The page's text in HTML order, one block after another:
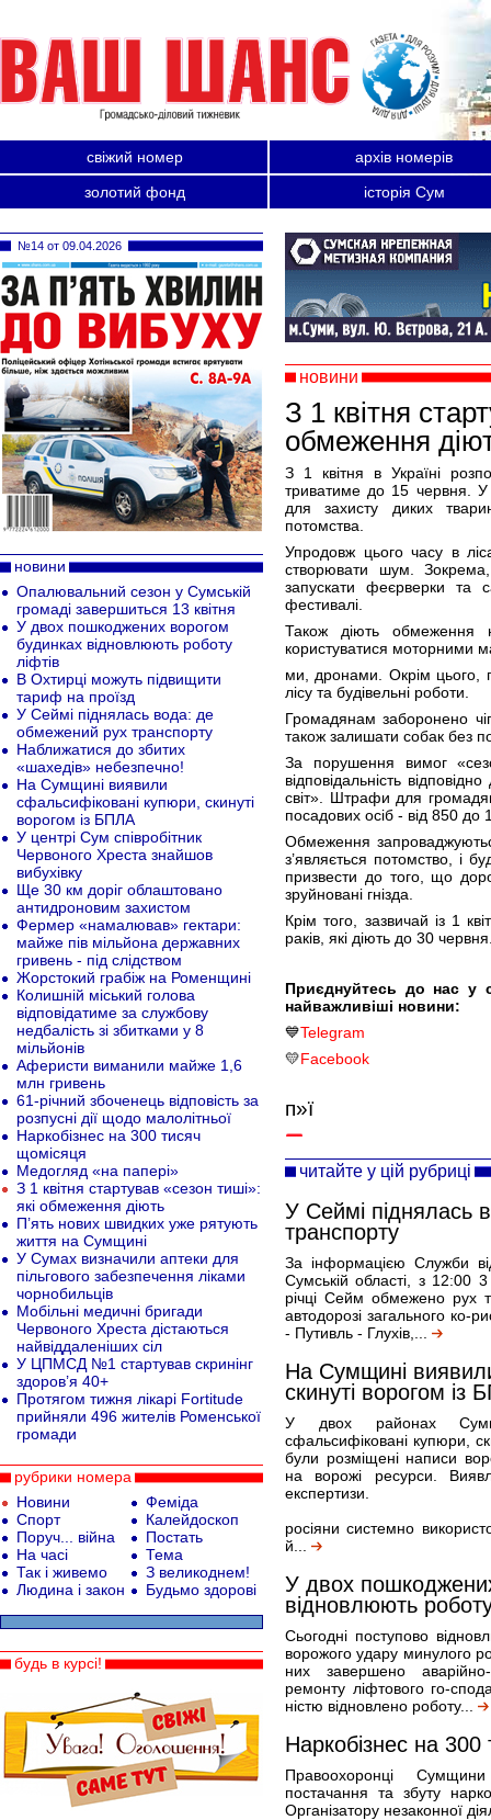
свіжий номер
архів номерів
золотий фонд
історія Сум
новини
З 1 квітня
обмеження
З 1 квітня в Україні
триватиме до 15 червня.
для захисту диких
потомства.
Упродовж цього часу в
створювати шум.
запускати феєрверки та
фестивалі.
Також діють обмеження
користуватися моторними
ми, дронами. Окрім цього,
лісу та будівельні роботи.
Громадянам заборонено
також залишати собак без
За порушення вимог
відповідальність
світ». Штрафи для
посадових осіб - від 850 до
Обмеження
з’являється потомство, і
призвести до того, що
зруйновані гнізда.
Крім того, зазвичай із 1
раків, які діють до 30
Приєднуйтесь до нас у
найважливіші новини:
💙Telegram
💛Facebook
п»ї
читайте у цій рубриці
У Сеймі піднялась
транспорту
За інформацією Служби
Сумській області, з 12:00 3
річці Сейм обмежено рух
автодорозі загального ко-
- Путивль - Глухів,...
На Сумщині
скинуті ворогом із
У двох районах
сфальсифіковані купюри,
були розміщені написи
на ворожі ресурси.
експертизи.
росіяни системно
й...
У двох
відновлюють
Сьогодні поступово
ворожого удару минулого
них завершено аварійно-
ремонту ліфтового го-
ністю відновлено роботу...
Наркобізнес на
Правоохоронці
постачання та збуту
Організатору незаконної
№14 от 09.04.2026
новини
Опалювальний сезон у Сумській
громаді завершиться 13 квітня
У двох пошкоджених ворогом
будинках відновлюють роботу
ліфтів
В Охтирці можуть підвищити
тариф на проїзд
У Сеймі піднялась вода: де
обмежений рух транспорту
Наближатися до збитих
«шахедів» небезпечно!
На Сумщині виявили
сфальсифіковані купюри, скинуті
ворогом із БПЛА
У центрі Сум співробітник
Червоного Хреста знайшов
вибухівку
Ще 30 км доріг облаштовано
антидроновим захистом
Фермер «намалював» гектари:
майже пів мільйона державних
гривень - під слідством
Жорстокий грабіж на Роменщині
Колишній міський голова
відповідатиме за службову
недбалість зі збитками у 8
мільйонів
Аферисти виманили майже 1,6
млн гривень
61-річний збоченець відповість за
розпусні дії щодо малолітньої
Наркобізнес на 300 тисяч
щомісяця
Медогляд «на папері»
З 1 квітня стартував «сезон тиші»:
які обмеження діють
П’ять нових швидких уже рятують
життя на Сумщині
У Сумах визначили аптеки для
пільгового забезпечення ліками
чорнобильців
Мобільні медичні бригади
Червоного Хреста дістаються
найвіддаленіших сіл
У ЦПМСД №1 стартував скринінг
здоров’я 40+
Протягом тижня лікарі Fortitude
прийняли 496 жителів Роменської
громади
рубрики номера
Новини
Спорт
Поруч... війна
На часі
Так і живемо
Людина і закон
Феміда
Калейдоскоп
Постать
Тема
З великоднем!
Будьмо здорові
будь в курсі!